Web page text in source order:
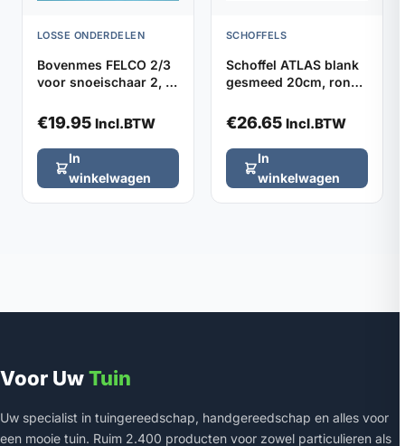
LOSSE ONDERDELEN
Bovenmes FELCO 2/3
voor snoeischaar 2, 4,
€19.95 Incl.BTW
In
winkelwagen
SCHOFFELS
Schoffel ATLAS blank
gesmeed 20cm, rond
€26.65 Incl.BTW
In
winkelwagen
Voor UwTuin
Uw specialist in tuingereedschap, handgereedschap en alles voor
een mooie tuin. Ruim 2.400 producten voor zowel particulieren als